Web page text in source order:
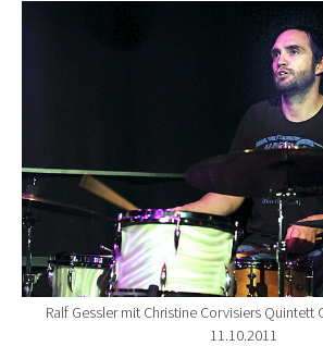
Ralf Gessler mit Christine Corvisiers Quintett
11.10.2011